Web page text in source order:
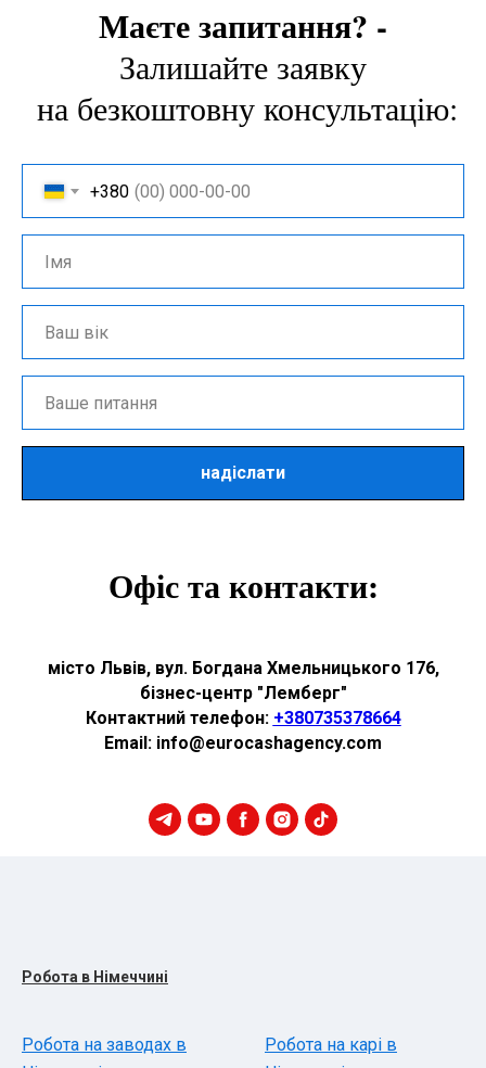
Маєте запитання? -
Залишайте заявку
на безкоштовну консультацію:
+380
надіслати
Офіс та контакти:
місто Львів, вул. Богдана Хмельницького 176,
бізнес-центр "Лемберг"
Контактний телефон: +380735378664
Email: info@eurocashagency.com
Робота в Німеччині
Робота на заводах в
Робота на карі в